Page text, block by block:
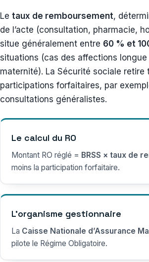
Le taux de remboursement,
de l’acte (consultation, pharmacie,
situe généralement entre 60 % et
situations (cas des affections longue
maternité). La Sécurité sociale retire
participations forfaitaires, par
consultations généralistes.
Le calcul du RO
Montant RO réglé = BRSS × taux de
moins la participation forfaitaire.
L’organisme gestionnaire
La Caisse Nationale d’Assurance
pilote le Régime Obligatoire.